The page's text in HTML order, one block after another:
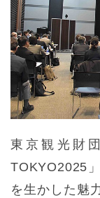
東京観光財
TOKYO2025
を生かした魅